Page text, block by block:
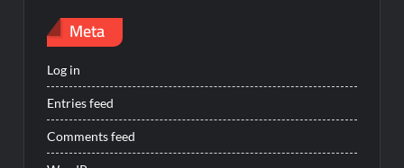
Meta
Log in
Entries feed
Comments feed